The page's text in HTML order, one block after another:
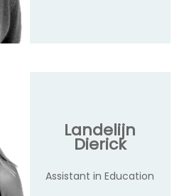
Landelijn
Dierick
Assistant in Education